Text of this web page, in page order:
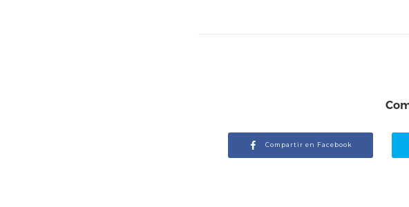
Compartir en Facebook